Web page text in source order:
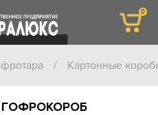
/ Картонные